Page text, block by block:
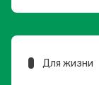
Для жизни